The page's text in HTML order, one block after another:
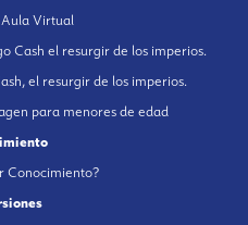
Virtual
Cash el resurgir de los imperios.
el resurgir de los imperios.
para menores de edad
Conocimiento?